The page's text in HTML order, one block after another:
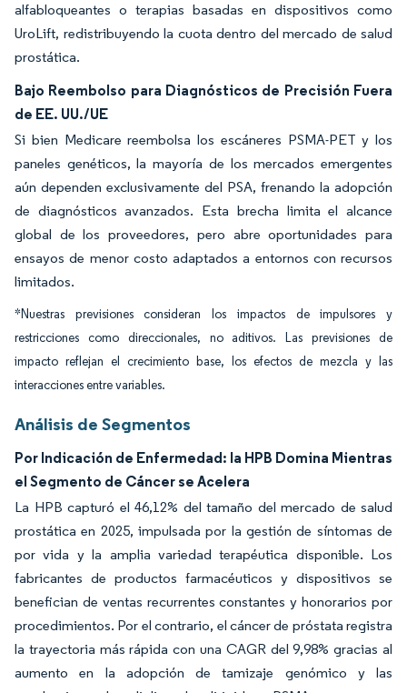
alfabloqueantes o terapias basadas en dispositivos como
UroLift, redistribuyendo la cuota dentro del mercado de salud
prostática.
Bajo Reembolso para Diagnósticos de Precisión Fuera
de EE. UU./UE
Si bien Medicare reembolsa los escáneres PSMA-PET y los
paneles genéticos, la mayoría de los mercados emergentes
aún dependen exclusivamente del PSA, frenando la adopción
de diagnósticos avanzados. Esta brecha limita el alcance
global de los proveedores, pero abre oportunidades para
ensayos de menor costo adaptados a entornos con recursos
limitados.
*Nuestras previsiones consideran los impactos de impulsores y
restricciones como direccionales, no aditivos. Las previsiones de
impacto reflejan el crecimiento base, los efectos de mezcla y las
interacciones entre variables.
Análisis de Segmentos
Por Indicación de Enfermedad: la HPB Domina Mientras
el Segmento de Cáncer se Acelera
La HPB capturó el 46,12% del tamaño del mercado de salud
prostática en 2025, impulsada por la gestión de síntomas de
por vida y la amplia variedad terapéutica disponible. Los
fabricantes de productos farmacéuticos y dispositivos se
benefician de ventas recurrentes constantes y honorarios por
procedimientos. Por el contrario, el cáncer de próstata registra
la trayectoria más rápida con una CAGR del 9,98% gracias al
aumento en la adopción de tamizaje genómico y las